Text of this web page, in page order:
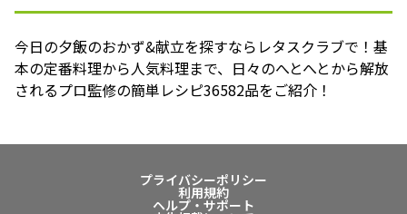
今日の夕飯のおかず&献立を探すならレタスクラブで！基
本の定番料理から人気料理まで、日々のへとへとから解放
されるプロ監修の簡単レシピ36582品をご紹介！
プライバシーポリシー
利用規約
ヘルプ・サポート